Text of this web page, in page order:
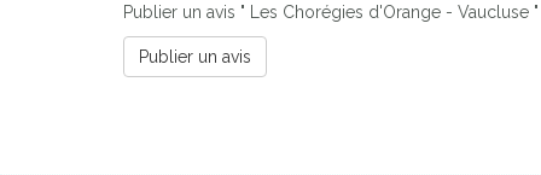
Publier un avis " Les Chorégies d'Orange - Vaucluse "
Publier un avis